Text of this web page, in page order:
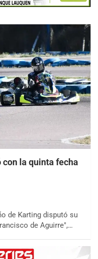
con la quinta fecha
de Karting disputó su
de Aguirre",…